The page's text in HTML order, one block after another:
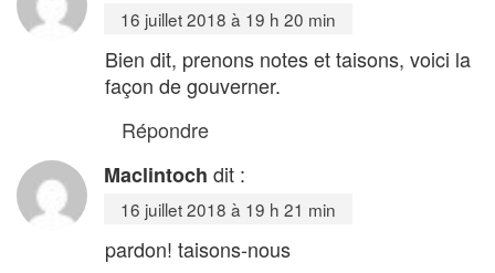
16 juillet 2018 à 19 h 20 min
Bien dit, prenons notes et taisons, voici la
façon de gouverner.
Répondre
Maclintoch dit :
16 juillet 2018 à 19 h 21 min
pardon! taisons-nous